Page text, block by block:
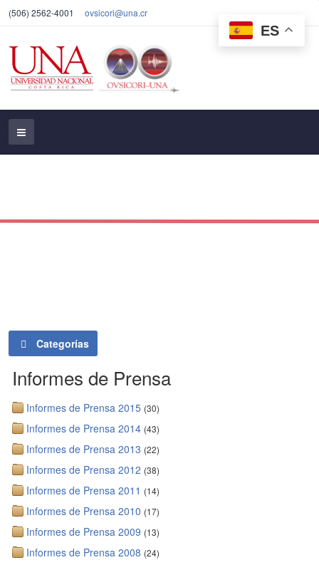
(506) 2562-4001 ovsicori@una.cr
ES
Categorías
Informes de Prensa
Informes de Prensa 2015 (30)
Informes de Prensa 2014 (43)
Informes de Prensa 2013 (22)
Informes de Prensa 2012 (38)
Informes de Prensa 2011 (14)
Informes de Prensa 2010 (17)
Informes de Prensa 2009 (13)
Informes de Prensa 2008 (24)